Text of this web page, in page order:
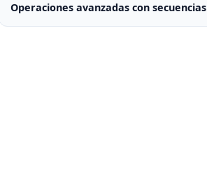
Operaciones avanzadas con secuencias